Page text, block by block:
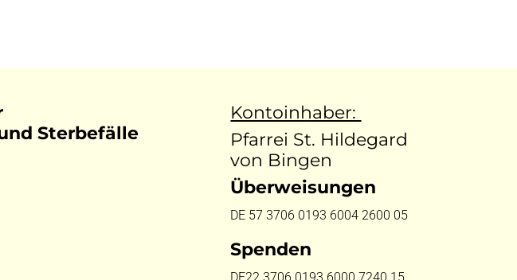
Sterbefälle
Kontoinhaber:
Pfarrei St. Hildegard
von Bingen
Überweisungen
DE 57 3706 0193 6004 2600 05
Spenden
DE22 3706 0193 6000 7240 15